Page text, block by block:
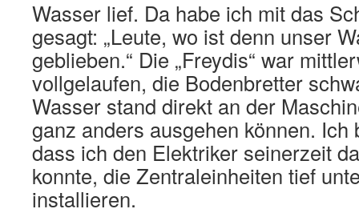
Wasser lief. Da habe ich mit das
gesagt: „Leute, wo ist denn unser
geblieben.“ Die „Freydis“ war
vollgelaufen, die Bodenbretter
Wasser stand direkt an der
ganz anders ausgehen können. Ich
dass ich den Elektriker seinerzeit
konnte, die Zentraleinheiten tief
installieren.